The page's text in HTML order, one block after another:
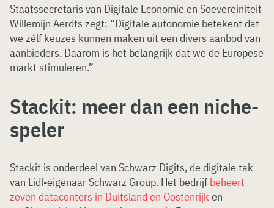
Staatssecretaris van Digitale Economie en Soevereiniteit
Willemijn Aerdts zegt: “Digitale autonomie betekent dat
we zélf keuzes kunnen maken uit een divers aanbod van
aanbieders. Daarom is het belangrijk dat we de Europese
markt stimuleren.”
Stackit: meer dan een niche-
speler
Stackit is onderdeel van Schwarz Digits, de digitale tak
van Lidl-eigenaar Schwarz Group. Het bedrijf beheert
zeven datacenters in Duitsland en Oostenrijk en